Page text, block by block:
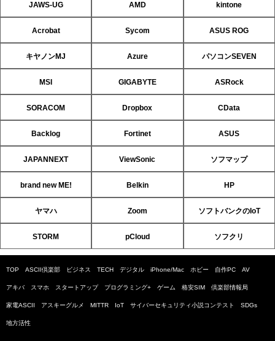
JAWS-UG AMD kintone
Acrobat Sycom ASUS ROG
キヤノンMJ Azure パソコンSEVEN
MSI GIGABYTE ASRock
SORACOM Dropbox CData
Backlog Fortinet ASUS
JAPANNEXT ViewSonic ソフマップ
brand new ME! Belkin HP
ヤマハ Zoom ソフトバンクのIoT
STORM pCloud ソフクリ
TOP ASCII倶楽部 ビジネス TECH デジタル iPhone/Mac ホビー 自作PC AV
アキバ スマホ スタートアップ プログラミング+ ゲーム 格安SIM 倶楽部情報局
家電ASCII アスキーグルメ MITTR IoT サイバーセキュリティ小説コンテスト SDGs
地方活性